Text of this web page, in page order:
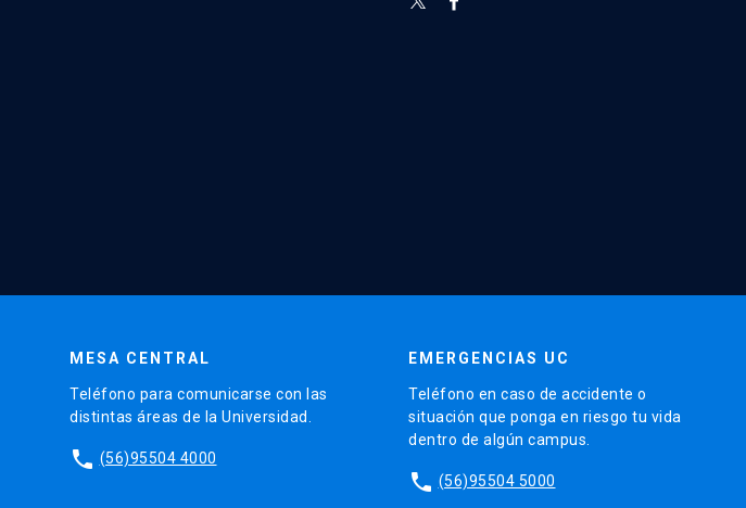
MESA CENTRAL
Teléfono para comunicarse con las
distintas áreas de la Universidad.
phone (56)95504 4000
EMERGENCIAS UC
Teléfono en caso de accidente o
situación que ponga en riesgo tu vida
dentro de algún campus.
phone (56)95504 5000